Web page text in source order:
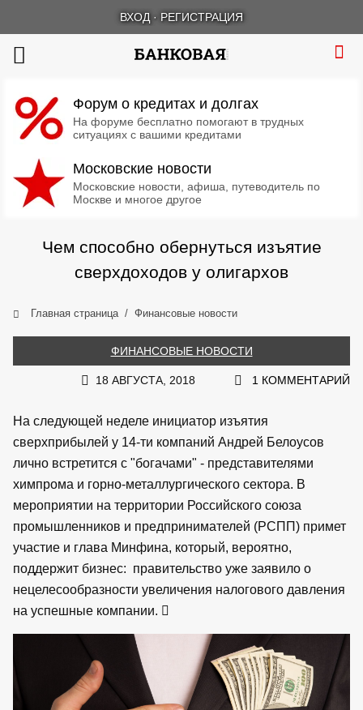
ВХОД · РЕГИСТРАЦИЯ
Форум о кредитах и долгах
На форуме бесплатно помогают в трудных
ситуациях с вашими кредитами
Московские новости
Московские новости, афиша, путеводитель по
Москве и многое другое
Чем способно обернуться изъятие
сверхдоходов у олигархов
Главная страница Финансовые новости
ФИНАНСОВЫЕ НОВОСТИ
18 АВГУСТА, 2018 1 КОММЕНТАРИЙ
На следующей неделе инициатор изъятия
сверхприбылей у 14-ти компаний Андрей Белоусов
лично встретится с "богачами" - представителями
химпрома и горно-металлургического сектора. В
мероприятии на территории Российского союза
промышленников и предпринимателей (РСПП) примет
участие и глава Минфина, который, вероятно,
поддержит бизнес: правительство уже заявило о
нецелесообразности увеличения налогового давления
на успешные компании.